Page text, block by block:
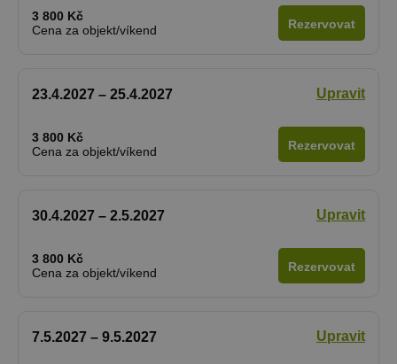
3 800 Kč
Cena za objekt/víkend
Rezervovat
23.4.2027 – 25.4.2027 Upravit
3 800 Kč
Cena za objekt/víkend
Rezervovat
30.4.2027 – 2.5.2027 Upravit
3 800 Kč
Cena za objekt/víkend
Rezervovat
7.5.2027 – 9.5.2027 Upravit